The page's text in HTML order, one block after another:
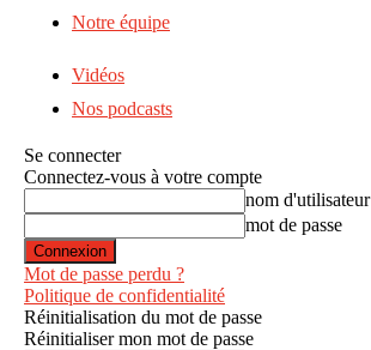
Notre équipe
Vidéos
Nos podcasts
Se connecter
Connectez-vous à votre compte
nom d'utilisateur
mot de passe
Mot de passe perdu ?
Politique de confidentialité
Réinitialisation du mot de passe
Réinitialiser mon mot de passe